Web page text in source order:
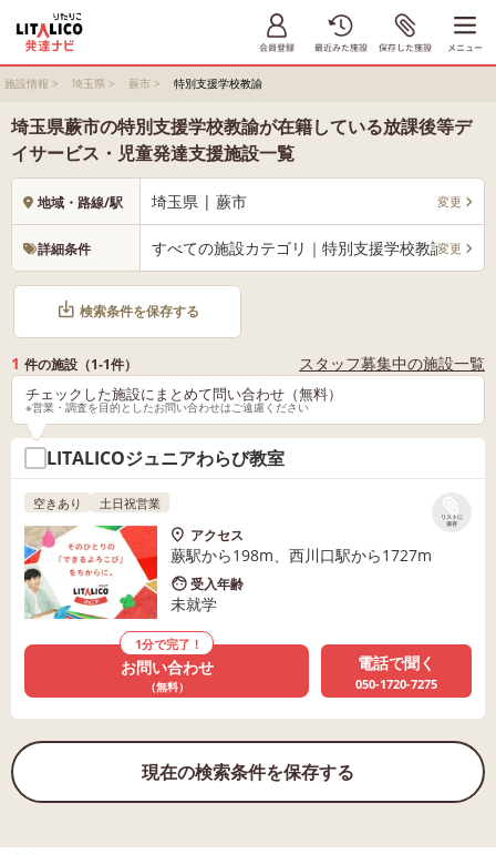
施設情報 > 埼玉県 > 蕨市 > 特別支援学校教諭
埼玉県蕨市の特別支援学校教諭が在籍している放課後等デ
イサービス・児童発達支援施設一覧
地域・路線/駅 埼玉県 | 蕨市 変更
詳細条件 すべての施設カテゴリ｜特別支援学校教諭変更
検索条件を保存する
1 件の施設（1-1件） スタッフ募集中の施設一覧
チェックした施設にまとめて問い合わせ（無料）
※営業・調査を目的としたお問い合わせはご遠慮ください
LITALICOジュニアわらび教室
リストに
保存
空きあり 土日祝営業
アクセス
蕨駅から198m、西川口駅から1727m
受入年齢
未就学
1分で完了！
お問い合わせ
（無料）
電話で聞く
050-1720-7275
現在の検索条件を保存する